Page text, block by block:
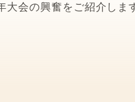
会の興奮をご紹介しま